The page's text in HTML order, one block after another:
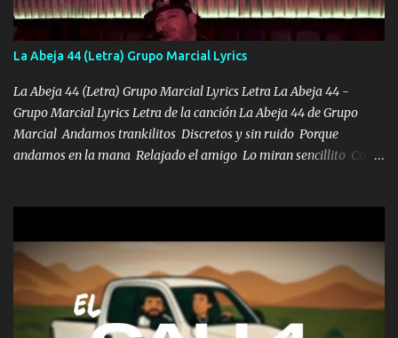
Ya pasé varias hazañas ya tienen rato que me agarran el colmillo
de este León los estatales no sé esperaron Al tiro esta la PrimiZa
también la nueve que cargo al lado doy la mano al que su amigo y
al traicionero damos pa abajo Y No me paran aquí hay pa más
pues hay charola les voy a dar hasta topar pues no hay de otra...
La Abeja 44 (Letra) Grupo Marcial Lyrics
La Abeja 44 (Letra) Grupo Marcial Lyrics Letra La Abeja 44 -
Grupo Marcial Lyrics Letra de la canción La Abeja 44 de Grupo
Marcial Andamos trankilitos Discretos y sin ruido Porque
andamos en la mana Relajado el amigo Lo miran sencillito Con
coronamos Se jala los marciales Y sus guitarras ya van sonando
Un gallardo me prendo Para agarrar el vuelo y la mente y
tranquilizando Tomense un buen trago Y así es como empezamos
los versos que voy cantando (Music) A vido alta y bajas La carreta
se atora Pero nunca le aflojamos Ya me han pasado cosas Y